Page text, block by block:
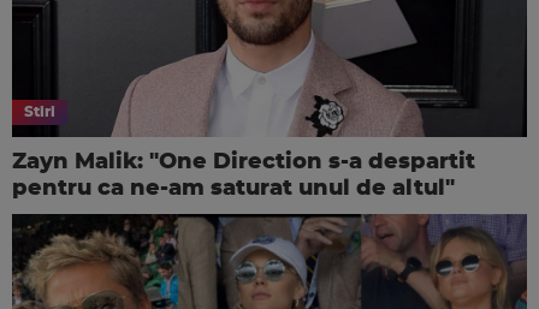
Stiri
Zayn Malik: "One Direction s-a despartit
pentru ca ne-am saturat unul de altul"